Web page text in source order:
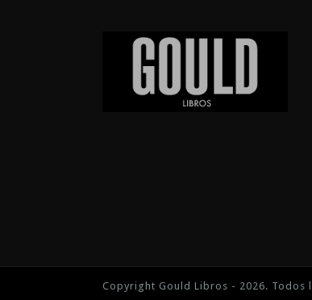
Copyright Gould Libros - 2026. Todos